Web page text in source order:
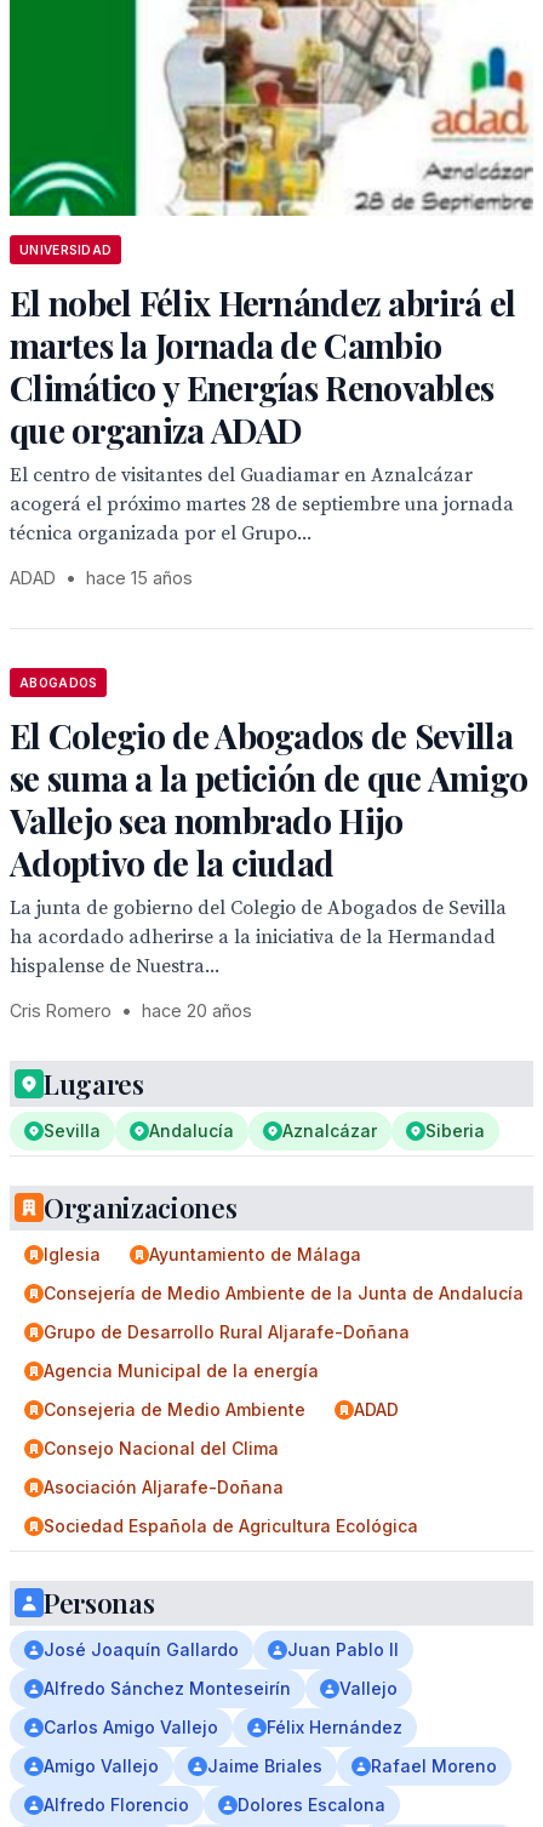
UNIVERSIDAD
El nobel Félix Hernández abrirá el
martes la Jornada de Cambio
Climático y Energías Renovables
que organiza ADAD
El centro de visitantes del Guadiamar en Aznalcázar
acogerá el próximo martes 28 de septiembre una jornada
técnica organizada por el Grupo...
ADAD • hace 15 años
ABOGADOS
El Colegio de Abogados de Sevilla
se suma a la petición de que Amigo
Vallejo sea nombrado Hijo
Adoptivo de la ciudad
La junta de gobierno del Colegio de Abogados de Sevilla
ha acordado adherirse a la iniciativa de la Hermandad
hispalense de Nuestra...
Cris Romero • hace 20 años
Lugares
Sevilla Andalucía Aznalcázar Siberia
Organizaciones
Iglesia
Ayuntamiento de Málaga
Consejería de Medio Ambiente de la Junta de Andalucía
Grupo de Desarrollo Rural Aljarafe-Doñana
Agencia Municipal de la energía
Consejeria de Medio Ambiente
ADAD
Consejo Nacional del Clima
Asociación Aljarafe-Doñana
Sociedad Española de Agricultura Ecológica
Personas
José Joaquín Gallardo
Juan Pablo II
Alfredo Sánchez Monteseirín
Vallejo
Carlos Amigo Vallejo
Félix Hernández
Amigo Vallejo
Jaime Briales
Rafael Moreno
Alfredo Florencio
Dolores Escalona